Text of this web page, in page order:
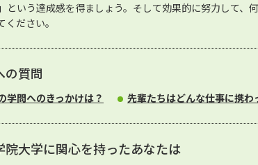
という達成感を得ましょう。そして効果的に努力して、
ください。
の質問
学問へのきっかけは？ 先輩たちはどんな仕事に携わ
院大学に関心を持ったあなたは